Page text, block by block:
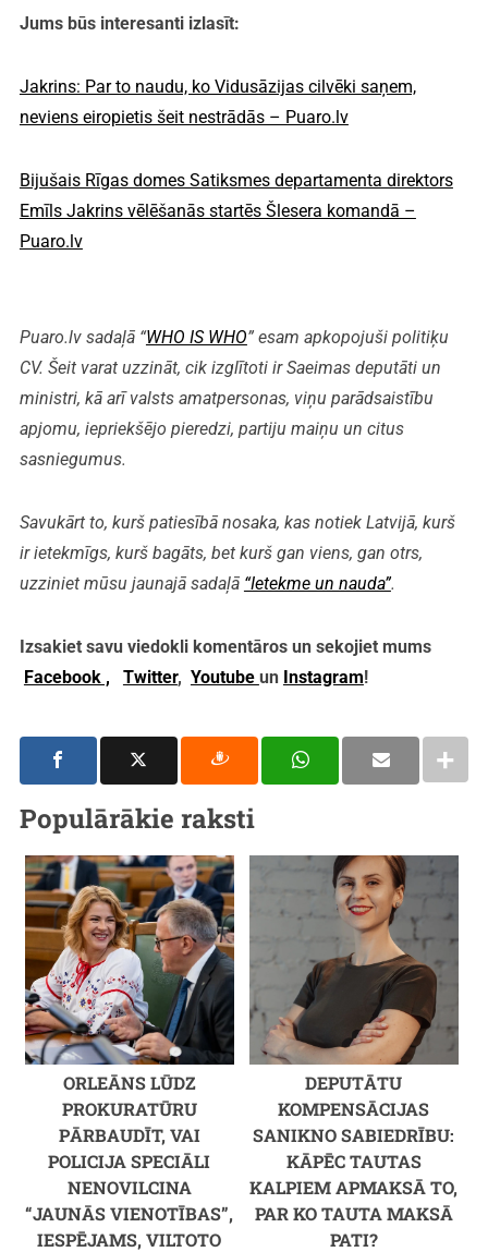
Jums būs interesanti izlasīt:
Jakrins: Par to naudu, ko Vidusāzijas cilvēki saņem,
neviens eiropietis šeit nestrādās – Puaro.lv
Bijušais Rīgas domes Satiksmes departamenta direktors
Emīls Jakrins vēlēšanās startēs Šlesera komandā –
Puaro.lv
Puaro.lv sadaļā “WHO IS WHO” esam apkopojuši politiķu
CV. Šeit varat uzzināt, cik izglītoti ir Saeimas deputāti un
ministri, kā arī valsts amatpersonas, viņu parādsaistību
apjomu, iepriekšējo pieredzi, partiju maiņu un citus
sasniegumus.
Savukārt to, kurš patiesībā nosaka, kas notiek Latvijā, kurš
ir ietekmīgs, kurš bagāts, bet kurš gan viens, gan otrs,
uzziniet mūsu jaunajā sadaļā “Ietekme un nauda”.
Izsakiet savu viedokli komentāros un sekojiet mums
Facebook ,
Twitter, Youtube un Instagram!
Populārākie raksti
ORLEĀNS LŪDZ
PROKURATŪRU
PĀRBAUDĪT, VAI
POLICIJA SPECIĀLI
NENOVILCINA
“JAUNĀS VIENOTĪBAS”,
IESPĒJAMS, VILTOTO
DEPUTĀTU
KOMPENSĀCIJAS
SANIKNO SABIEDRĪBU:
KĀPĒC TAUTAS
KALPIEM APMAKSĀ TO,
PAR KO TAUTA MAKSĀ
PATI?